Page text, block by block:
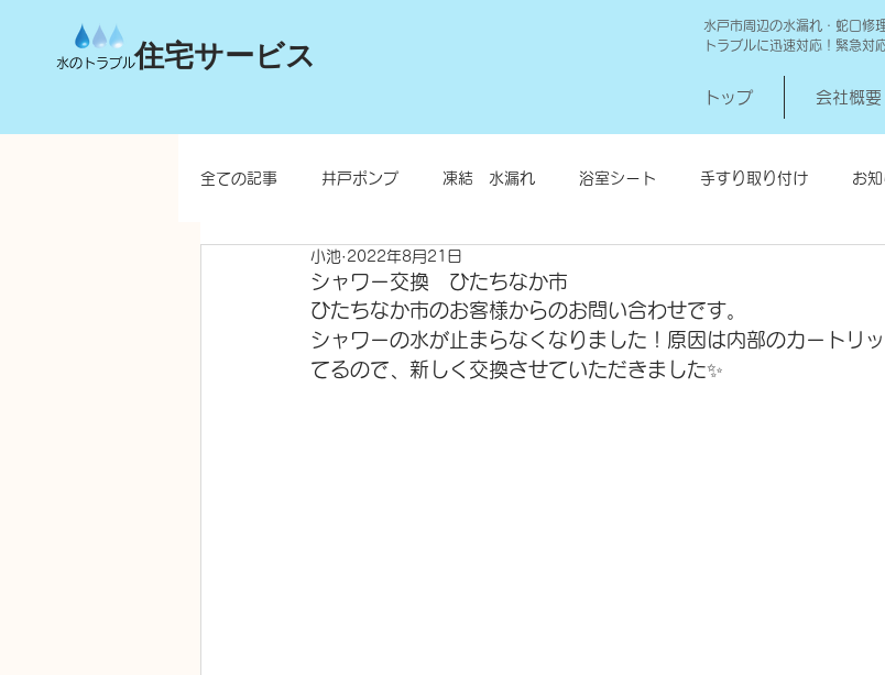
水のトラブル住宅サービス
水戸市周辺の水漏れ・蛇口修
トラブルに迅速対応！緊急対
トップ 会社概要
全ての記事 井戸ポンプ 凍結 水漏れ 浴室シート 手すり取り付け お
洗面所 お風呂
水栓柱・不凍水栓柱
シャワー交換 ひたちなか市
小池 2022年8月21日
ひたちなか市のお客様からのお問い合わせです。
シャワーの水が止まらなくなりました！原因は内部のカートリ
てるので、新しく交換させていただきました✨